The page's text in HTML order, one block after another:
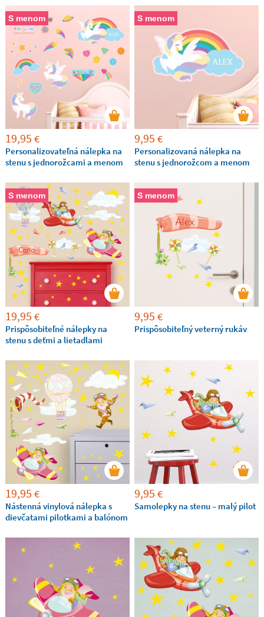
S menom
19,95 €
Personalizovateľná nálepka na
stenu s jednorožcami a menom
S menom
9,95 €
Personalizovaná nálepka na
stenu s jednorožcom a menom
S menom
19,95 €
Prispôsobiteľné nálepky na
stenu s deťmi a lietadlami
S menom
9,95 €
Prispôsobiteľný veterný rukáv
19,95 €
Nástenná vinylová nálepka s
dievčatami pilotkami a balónom
9,95 €
Samolepky na stenu – malý pilot